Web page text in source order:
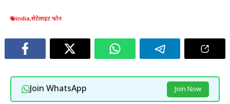
india,सेटेलाइट फोन
Join WhatsApp Join Now